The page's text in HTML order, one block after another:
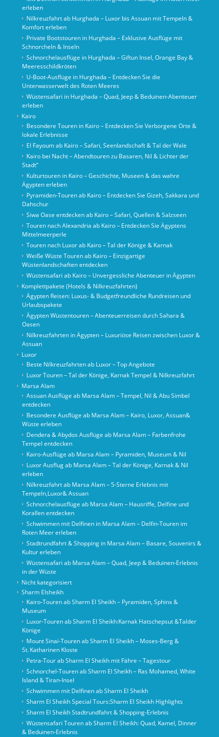
erleben
Nilkreuzfahrt ab Hurghada – Luxor bis Assuan mit Tempeln &
Komfort erleben
Private Bootstouren in Hurghada – Exklusive Ausflüge mit
Schnorcheln & Inseln
Schnorchelausflüge in Hurghada – Giftun Insel, Orange Bay &
Meeresschildkröten
U-Boot-Ausflüge in Hurghada – Entdecken Sie die
Unterwasserwelt des Roten Meeres
Wüstensafari in Hurghada – Quad, Jeep & Beduinen-Abenteuer
erleben
Kairo
Besondere Touren in Kairo – Entdecken Sie Verborgene Orte &
lokale Erlebnisse
El Fayoum ab Kairo – Safari, Seenlandschaft & Tal der Wale
Kairo bei Nacht – Abendtouren zu Basaren, Nil & Lichter der
Stadt“
Kulturtouren in Kairo – Geschichte, Museen & das wahre
Ägypten erleben
Pyramiden-Touren ab Kairo – Entdecken Sie Gizeh, Sakkara und
Dahschur
Siwa Oase entdecken ab Kairo – Safari, Quellen & Salzseen
Touren nach Alexandria ab Kairo – Entdecken Sie Ägyptens
Mittelmeerperle
Touren nach Luxor ab Kairo – Tal der Könige & Karnak
Weiße Wüste Touren ab Kairo – Einzigartige
Wüstenlandschaften entdecken
Wüstensafari ab Kairo – Unvergessliche Abenteuer in Ägypten
Komplettpakete (Hotels & Nilkreuzfahrten)
Ägypten Reisen: Luxus- & Budgetfreundliche Rundreisen und
Urlaubspakete
Ägypten Wüstentouren – Abenteuerreisen durch Sahara &
Oasen
Nilkreuzfahrten in Ägypten – Luxuriöse Reisen zwischen Luxor &
Assuan
Luxor
Beste Nilkreuzfahrten ab Luxor – Top Angebote
Luxor Touren – Tal der Könige, Karnak Tempel & Nilkreuzfahrt
Marsa Alam
Assuan Ausflüge ab Marsa Alam – Tempel, Nil & Abu Simbel
entdecken
Besondere Ausflüge ab Marsa Alam – Kairo, Luxor, Assuan&
Wüste erleben
Dendera & Abydos Ausflüge ab Marsa Alam – Farbenfrohe
Tempel entdecken
Kairo-Ausflüge ab Marsa Alam – Pyramiden, Museum & Nil
Luxor Ausflug ab Marsa Alam – Tal der Könige, Karnak & Nil
erleben
Nilkreuzfahrt ab Marsa Alam – 5-Sterne Erlebnis mit
Tempeln,Luxor& Assuan
Schnorchelausflüge ab Marsa Alam – Hausriffe, Delfine und
Korallen entdecken
Schwimmen mit Delfinen in Marsa Alam – Delfin-Touren im
Roten Meer erleben
Stadtrundfahrt & Shopping in Marsa Alam – Basare, Souvenirs &
Kultur erleben
Wüstensafari ab Marsa Alam – Quad, Jeep & Beduinen-Erlebnis
in der Wüste
Nicht kategorisiert
Sharm Elsheikh
Kairo‑Touren ab Sharm El Sheikh – Pyramiden, Sphinx &
Museum
Luxor-Touren ab Sharm El Sheikh:Karnak Hatschepsut &Talder
Könige
Mount Sinai‑Touren ab Sharm El Sheikh – Moses‑Berg &
St. Katharinen Kloste
Petra-Tour ab Sharm El Sheikh mit Fähre – Tagestour
Schnorchel‑Touren ab Sharm El Sheikh – Ras Mohamed, White
Island & Tiran‑Insel
Schwimmen mit Delfinen ab Sharm El Sheikh
Sharm El Sheikh Special Tours:Sharm El Sheikh Highlights
Sharm El Sheikh Stadtrundfahrt & Shopping-Erlebnis
Wüstensafari Touren ab Sharm El Sheikh: Quad, Kamel, Dinner
& Beduinen‑Erlebnis